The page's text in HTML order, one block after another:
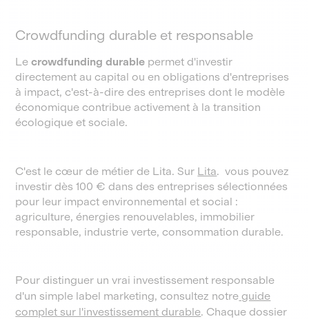
Crowdfunding durable et responsable
Lecrowdfunding durable permet d'investir
directement au capital ou en obligations d'entreprises
à impact, c'est-à-dire des entreprises dont le modèle
économique contribue activement à la transition
écologique et sociale.
C'est le cœur de métier de Lita. Sur Lita. vous pouvez
investir dès 100 € dans des entreprises sélectionnées
pour leur impact environnemental et social :
agriculture, énergies renouvelables, immobilier
responsable, industrie verte, consommation durable.
Pour distinguer un vrai investissement responsable
d'un simple label marketing, consultez notre guide
complet sur l'investissement durable. Chaque dossier